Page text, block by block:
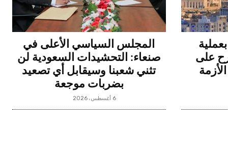
على
المجلس السياسي الأعلى في
صنعاء: التحشيدات السعودية لن
تثني شعبنا وسيقابل أي تصعيد
بضربات موجعة
6 أغسطس، 2026